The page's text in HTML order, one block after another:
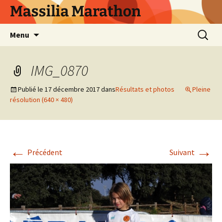
AllerMassilia Marathon
Menu
IMG_0870
Publié le 17 décembre 2017dansRésultats et photos
Pleine
résolution (640 × 480)
← Précédent Suivant →